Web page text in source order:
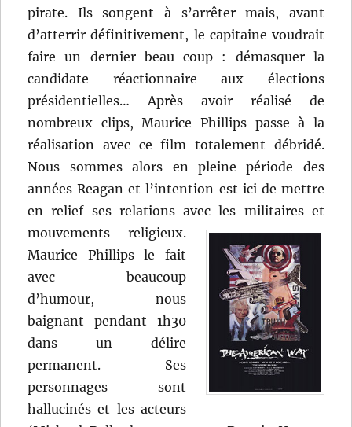
pirate. Ils songent à s’arrêter mais, avant
d’atterrir définitivement, le capitaine voudrait
faire un dernier beau coup : démasquer la
candidate réactionnaire aux élections
présidentielles… Après avoir réalisé de
nombreux clips, Maurice Phillips passe à la
réalisation avec ce film totalement débridé.
Nous sommes alors en pleine période des
années Reagan et l’intention est ici de mettre
en relief ses relations avec les militaires et
mouvements religieux.
Maurice Phillips le fait
avec beaucoup
d’humour, nous
baignant pendant 1h30
dans un délire
permanent. Ses
personnages sont
hallucinés et les acteurs